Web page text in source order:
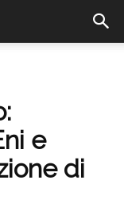
e
di